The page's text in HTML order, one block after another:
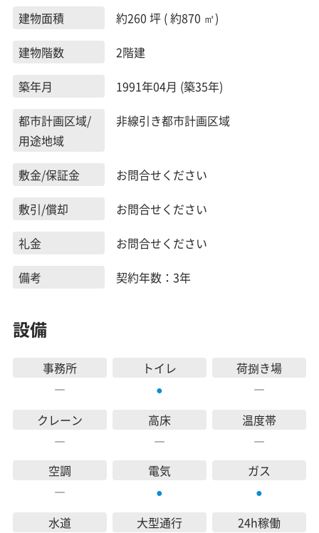
建物面積
約260 坪 ( 約870 ㎡)
建物階数
2階建
築年月
1991年04月 (築35年)
都市計画区域/
用途地域
非線引き都市計画区域
敷金/保証金
お問合せください
敷引/償却
お問合せください
礼金
お問合せください
備考
契約年数：3年
設備
事務所
―
トイレ
●
荷捌き場
―
クレーン
―
高床
―
温度帯
―
空調
―
電気
●
ガス
●
水道
大型通行
24h稼働